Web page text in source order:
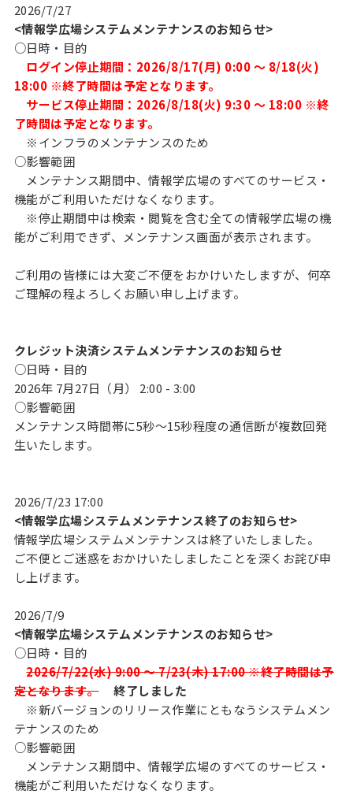
2026/7/27
<情報学広場システムメンテナンスのお知らせ>
○日時・目的
ログイン停止期間：2026/8/17(月) 0:00 ～ 8/18(火)
18:00 ※終了時間は予定となります。
サービス停止期間：2026/8/18(火) 9:30 ～ 18:00 ※終
了時間は予定となります。
※インフラのメンテナンスのため
○影響範囲
メンテナンス期間中、情報学広場のすべてのサービス・
機能がご利用いただけなくなります。
※停止期間中は検索・閲覧を含む全ての情報学広場の機
能がご利用できず、メンテナンス画面が表示されます。
ご利用の皆様には大変ご不便をおかけいたしますが、何卒
ご理解の程よろしくお願い申し上げます。
クレジット決済システムメンテナンスのお知らせ
○日時・目的
2026年 7月27日（月） 2:00 - 3:00
○影響範囲
メンテナンス時間帯に5秒～15秒程度の通信断が複数回発
生いたします。
2026/7/23 17:00
<情報学広場システムメンテナンス終了のお知らせ>
情報学広場システムメンテナンスは終了いたしました。
ご不便とご迷惑をおかけいたしましたことを深くお詫び申
し上げます。
2026/7/9
<情報学広場システムメンテナンスのお知らせ>
○日時・目的
2026/7/22(水) 9:00 ～ 7/23(木) 17:00 ※終了時間は予
定となります。終了しました
※新バージョンのリリース作業にともなうシステムメン
テナンスのため
○影響範囲
メンテナンス期間中、情報学広場のすべてのサービス・
機能がご利用いただけなくなります。